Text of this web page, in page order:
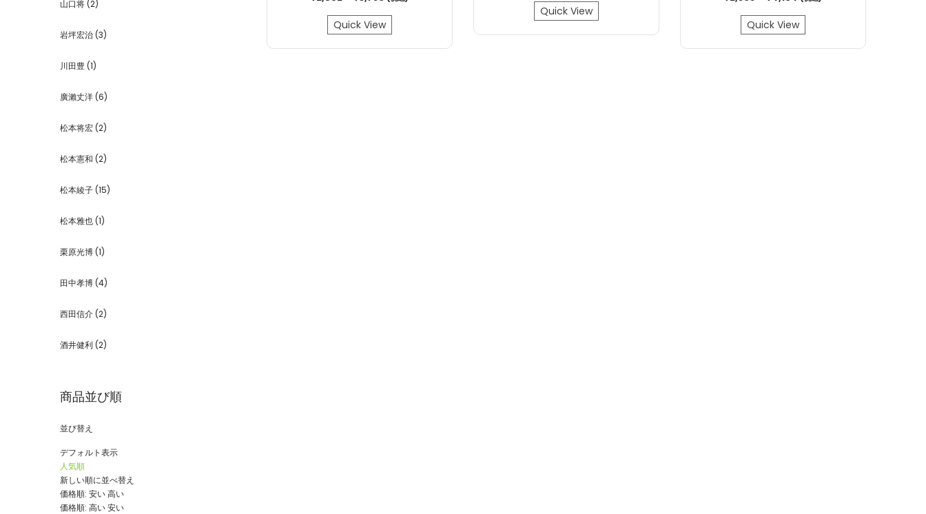
Quick View
Quick View
Quick View
山口将 (2)
岩坪宏治 (3)
川田豊 (1)
廣瀨丈洋 (6)
松本将宏 (2)
松本憲和 (2)
松本綾子 (15)
松本雅也 (1)
栗原光博 (1)
田中孝博 (4)
西田信介 (2)
酒井健利 (2)
商品並び順
並び替え
デフォルト表示
人気順
新しい順に並べ替え
価格順: 安い 高い
価格順: 高い 安い